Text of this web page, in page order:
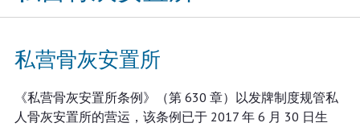
私营骨灰安置所
《私营骨灰安置所条例》（第 630 章）以发牌制度规管私
人骨灰安置所的营运，该条例已于 2017 年 6 月 30 日生